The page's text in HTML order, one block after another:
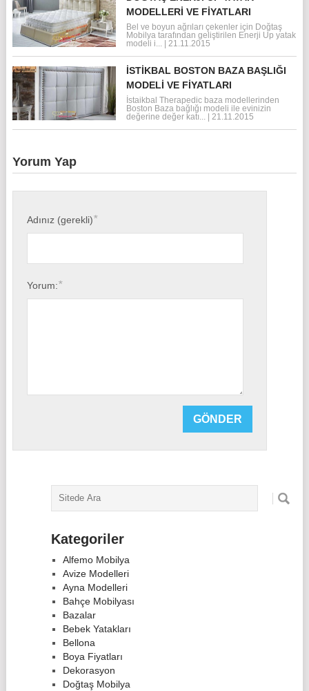
MODELLERI VE FIYATLARI
Bel ve boyun ağrıları çekenler için Doğtaş
Mobilya tarafından geliştirilen Enerji Up yatak
modeli i...
| 21.11.2015
İSTIKBAL BOSTON BAZA BAŞLIĞI
MODELI VE FIYATLARI
İstaikbal Therapedic baza modellerinden
Boston Baza bağlığı modeli ile evinizin
değerine değer katı...
| 21.11.2015
Yorum Yap
Adınız (gerekli)*
Yorum:*
Kategoriler
Alfemo Mobilya
Avize Modelleri
Ayna Modelleri
Bahçe Mobilyası
Bazalar
Bebek Yatakları
Bellona
Boya Fiyatları
Dekorasyon
Doğtaş Mobilya